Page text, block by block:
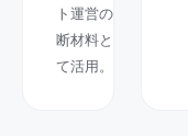
ト運営の判
断材料とし
て活用。